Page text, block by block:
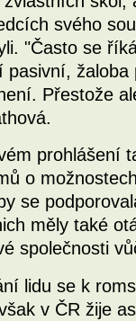
svého
"Často se
Přestože
prohlášení
o
se
měly také
společnosti
lidu se k
v ČR žije